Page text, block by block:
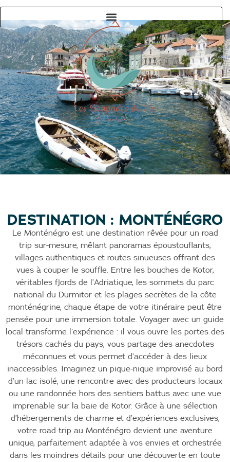
DESTINATION : MONTÉNÉGRO
Le Monténégro est une destination rêvée pour un road
trip sur-mesure, mêlant panoramas époustouflants,
villages authentiques et routes sinueuses offrant des
vues à couper le souffle. Entre les bouches de Kotor,
véritables fjords de l’Adriatique, les sommets du parc
national du Durmitor et les plages secrètes de la côte
monténégrine, chaque étape de votre itinéraire peut être
pensée pour une immersion totale. Voyager avec un guide
local transforme l’expérience : il vous ouvre les portes des
trésors cachés du pays, vous partage des anecdotes
méconnues et vous permet d’accéder à des lieux
inaccessibles. Imaginez un pique-nique improvisé au bord
d’un lac isolé, une rencontre avec des producteurs locaux
ou une randonnée hors des sentiers battus avec une vue
imprenable sur la baie de Kotor. Grâce à une sélection
d’hébergements de charme et d’expériences exclusives,
votre road trip au Monténégro devient une aventure
unique, parfaitement adaptée à vos envies et orchestrée
dans les moindres détails pour une découverte en toute